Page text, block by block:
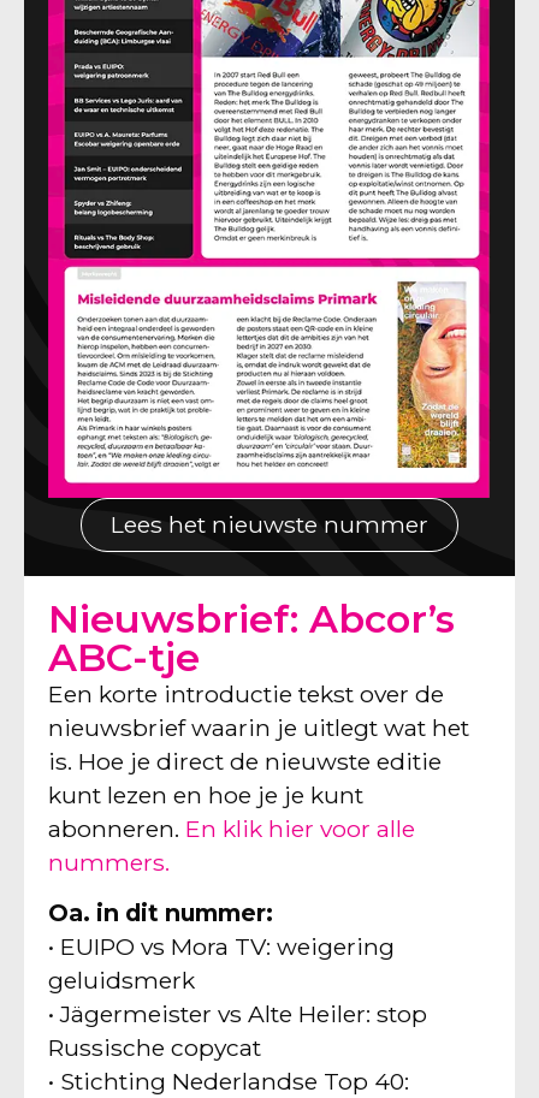
Lees het nieuwste nummer
Nieuwsbrief: Abcor’s
ABC-tje
Een korte introductie tekst over de
nieuwsbrief waarin je uitlegt wat het
is. Hoe je direct de nieuwste editie
kunt lezen en hoe je je kunt
abonneren. En klik hier voor alle
nummers.
Oa. in dit nummer:
• EUIPO vs Mora TV: weigering
geluidsmerk
• Jägermeister vs Alte Heiler: stop
Russische copycat
• Stichting Nederlandse Top 40: